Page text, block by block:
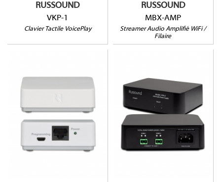
RUSSOUND
VKP-1
Clavier Tactile VoicePlay
RUSSOUND
MBX-AMP
Streamer Audio Amplifié WiFi /
Filaire
Compatible centrales
MCA
VPS-2
60W /24 VDC
jusqu'à deux V-KP-1